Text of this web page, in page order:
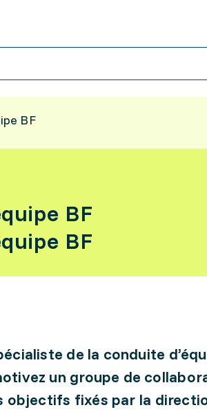
BF
BF
BF
de la conduite
un groupe de
objectifs fixés par la